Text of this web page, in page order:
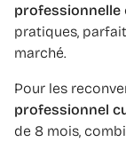
professionnelle
pratiques,
marché.
Pour les
professionnel
de 8 mois,